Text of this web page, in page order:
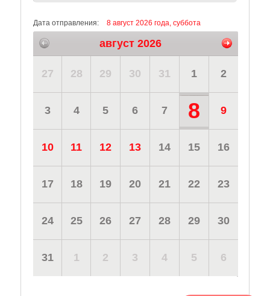
Дата отправления: 8 август 2026 года, суббота
август 2026
27 28 29 30 31 1 2
3 4 5 6 7 8 9
10 11 12 13 14 15 16
17 18 19 20 21 22 23
24 25 26 27 28 29 30
31 1 2 3 4 5 6